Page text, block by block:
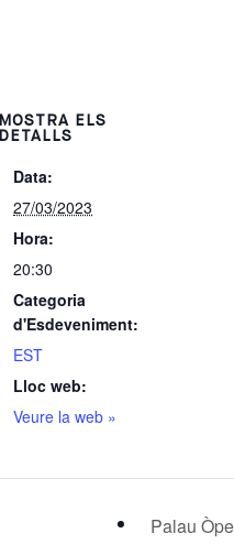
MOSTRA ELS
DETALLS
Data:
27/03/2023
Hora:
20:30
Categoria
d'Esdeveniment:
EST
Lloc web:
Veure la web »
Palau